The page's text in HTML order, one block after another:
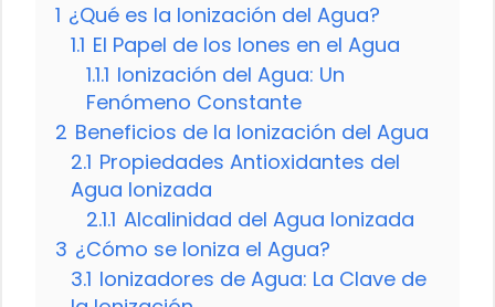
1 ¿Qué es la Ionización del Agua?
1.1 El Papel de los Iones en el Agua
1.1.1 Ionización del Agua: Un
Fenómeno Constante
2 Beneficios de la Ionización del Agua
2.1 Propiedades Antioxidantes del
Agua Ionizada
2.1.1 Alcalinidad del Agua Ionizada
3 ¿Cómo se Ioniza el Agua?
3.1 Ionizadores de Agua: La Clave de